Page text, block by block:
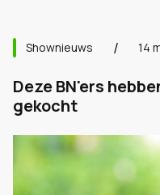
Shownieuws 14
Deze BN'ers
gekocht